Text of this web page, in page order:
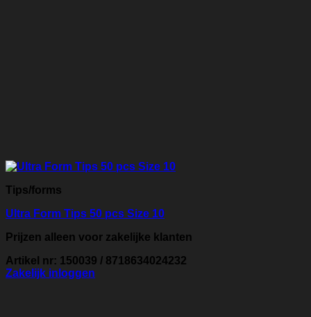
Tips/forms
Ultra Form Tips 50 pcs Size 10
Prijzen alleen voor zakelijke klanten
Artikel nr: 150039 / 8718634024232
Zakelijk inloggen